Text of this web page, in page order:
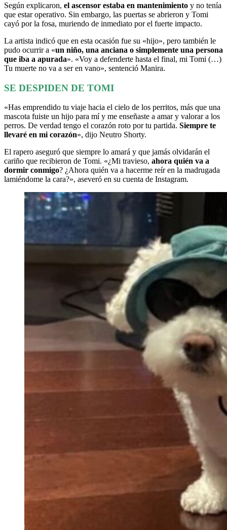
Según explicaron, el ascensor estaba en mantenimiento y no tenía
que estar operativo. Sin embargo, las puertas se abrieron y Tomi
cayó por la fosa, muriendo de inmediato por el fuerte impacto.
La artista indicó que en esta ocasión fue su «hijo», pero también le
pudo ocurrir a «un niño, una anciana o simplemente una persona
que iba a apurada». «Voy a defenderte hasta el final, mi Tomi (…)
Tu muerte no va a ser en vano», sentenció Manira.
SE DESPIDEN DE TOMI
«Has emprendido tu viaje hacia el cielo de los perritos, más que una
mascota fuiste un hijo para mí y me enseñaste a amar y valorar a los
perros. De verdad tengo el corazón roto por tu partida. Siempre te
llevaré en mi corazón», dijo Neutro Shorty.
El rapero aseguró que siempre lo amará y que jamás olvidarán el
cariño que recibieron de Tomi. «¿Mi travieso, ahora quién va a
dormir conmigo? ¿Ahora quién va a hacerme reír en la madrugada
lamiéndome la cara?», aseveró en su cuenta de Instagram.